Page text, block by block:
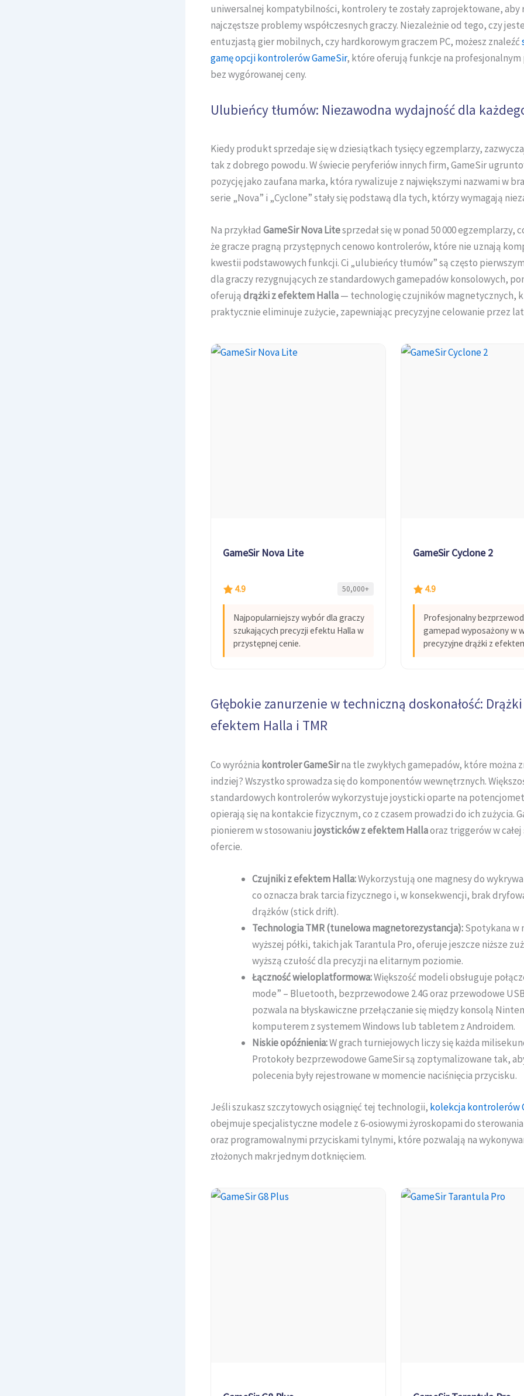
uniwersalnej kompatybilności, kontrolery te zostały zaprojektowane, aby
najczęstsze problemy współczesnych graczy. Niezależnie od tego, czy
entuzjastą gier mobilnych, czy hardkorowym graczem PC, możesz znaleźć
gamę opcji kontrolerów GameSir, które oferują funkcje na profesjonalnym
bez wygórowanej ceny.
Ulubieńcy tłumów: Niezawodna wydajność dla
Kiedy produkt sprzedaje się w dziesiątkach tysięcy egzemplarzy,
tak z dobrego powodu. W świecie peryferiów innych firm, GameSir
pozycję jako zaufana marka, która rywalizuje z największymi nazwami w
serie „Nova” i „Cyclone” stały się podstawą dla tych, którzy wymagają
Na przykład GameSir Nova Litesprzedał się w ponad 50 000 egzemplarzy,
że gracze pragną przystępnych cenowo kontrolerów, które nie uznają
kwestii podstawowych funkcji. Ci „ulubieńcy tłumów” są często
dla graczy rezygnujących ze standardowych gamepadów konsolowych,
oferujądrążki z efektem Halla— technologię czujników magnetycznych,
praktycznie eliminuje zużycie, zapewniając precyzyjne celowanie przez
GameSir Nova Lite
4.9 50,000+
Najpopularniejszy wybór dla graczy
szukających precyzji efektu Halla w
przystępnej cenie.
GameSir Cyclone 2
4.9
Profesjonalny
gamepad wyposażony w
precyzyjne drążki z
Głębokie zanurzenie w techniczną doskonałość:
efektem Halla i TMR
Co wyróżnia kontroler GameSirna tle zwykłych gamepadów, które można
indziej? Wszystko sprowadza się do komponentów wewnętrznych.
standardowych kontrolerów wykorzystuje joysticki oparte na
opierają się na kontakcie fizycznym, co z czasem prowadzi do ich zużycia.
pionierem w stosowaniu joysticków z efektem Hallaoraz triggerów w całej
ofercie.
Czujniki z efektem Halla:Wykorzystują one magnesy do
co oznacza brak tarcia fizycznego i, w konsekwencji, brak
drążków (stick drift).
Technologia TMR (tunelowa magnetorezystancja):Spotykana w
wyższej półki, takich jak Tarantula Pro, oferuje jeszcze niższe
wyższą czułość dla precyzji na elitarnym poziomie.
Łączność wieloplatformowa:Większość modeli obsługuje
mode” – Bluetooth, bezprzewodowe 2.4G oraz przewodowe
pozwala na błyskawiczne przełączanie się między konsolą
komputerem z systemem Windows lub tabletem z Androidem.
Niskie opóźnienia:W grach turniejowych liczy się każda
Protokoły bezprzewodowe GameSir są zoptymalizowane tak,
polecenia były rejestrowane w momencie naciśnięcia przycisku.
Jeśli szukasz szczytowych osiągnięć tej technologii, kolekcja kontrolerów
obejmuje specjalistyczne modele z 6-osiowymi żyroskopami do
oraz programowalnymi przyciskami tylnymi, które pozwalają na
złożonych makr jednym dotknięciem.